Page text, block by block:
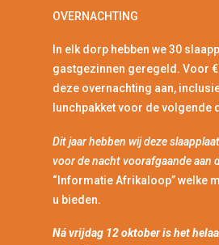
OVERNACHTING
In elk dorp hebben we 30
gastgezinnen geregeld. Voor €
deze overnachting aan,
lunchpakket voor de volgende
Dit jaar hebben wij deze
voor de nacht voorafgaande aan
“Informatie Afrikaloop” welke
u bieden.
Ná vrijdag 12 oktober is het